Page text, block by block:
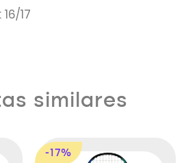
: 16/17
similares
-17%